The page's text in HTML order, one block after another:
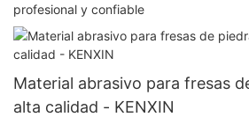
profesional y confiable
Material abrasivo para fresas
alta calidad - KENXIN